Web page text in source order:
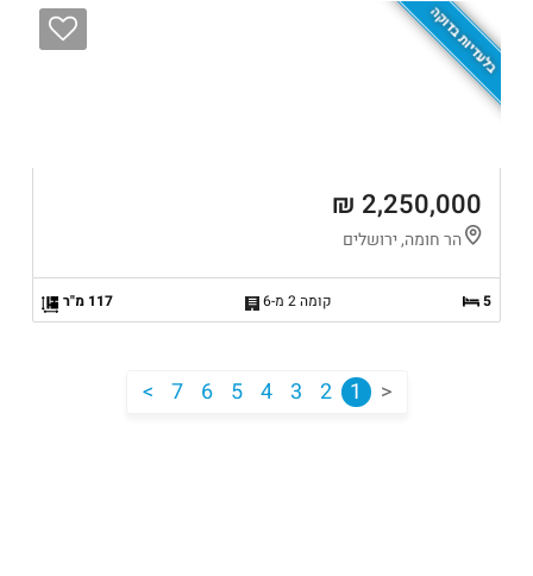
בלעדיות בדוקה
2,250,000 ₪
הר חומה, ירושלים
5 קומה 2 מ-6 117 מ"ר
>
1
2
3
4
5
6
7
<